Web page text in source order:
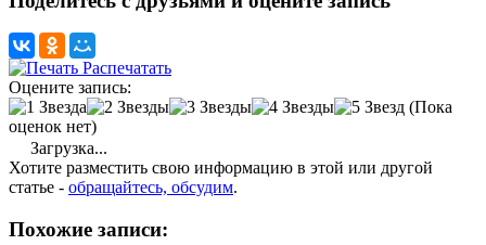
Распечатать
Оцените запись:
(Пока
оценок нет)
Загрузка...
Хотите разместить свою информацию в этой или другой
статье - обращайтесь, обсудим.
Похожие записи: